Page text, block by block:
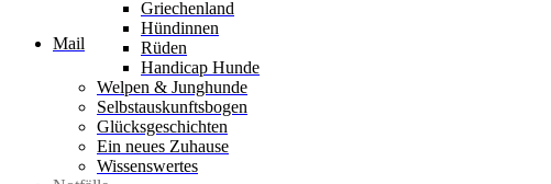
Mail
Griechenland
Hündinnen
Rüden
Handicap Hunde
Welpen & Junghunde
Selbstauskunftsbogen
Glücksgeschichten
Ein neues Zuhause
Wissenswertes